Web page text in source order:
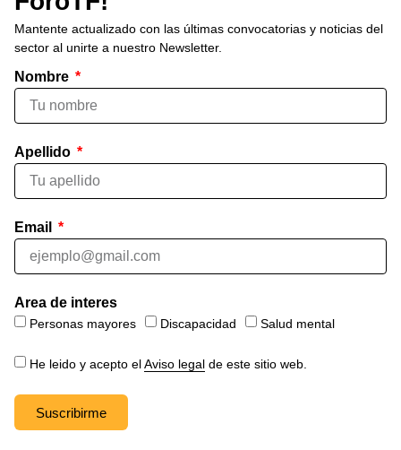
Mantente actualizado con las últimas convocatorias y noticias del
sector al unirte a nuestro Newsletter.
Nombre
Apellido
Email
Area de interes
Personas mayores Discapacidad Salud mental
He leido y acepto elAviso legal de este sitio web.
Suscribirme